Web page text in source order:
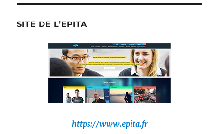
de
SITE DE L’EPITA
https://www.epita.fr